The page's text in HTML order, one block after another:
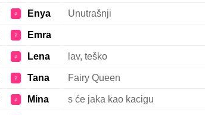
♀ Enya Unutrašnji
♀ Emra
♀ Lena lav, teško
♀ Tana Fairy Queen
♀ Mina s će jaka kao kacigu